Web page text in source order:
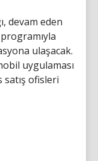
devam eden
ulaşacak.
uygulaması
ofisleri